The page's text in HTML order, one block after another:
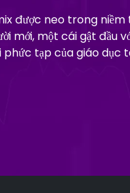
được neo trong niềm
mới, một cái gật
phức tạp của giáo